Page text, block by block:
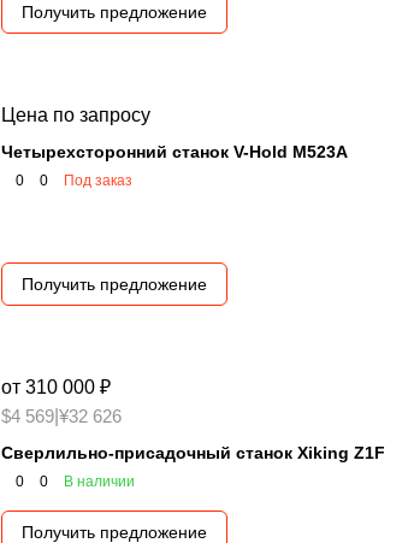
Получить предложение
Цена по запросу
Четырехсторонний станок V-Hold M523А
0 0 Под заказ
Получить предложение
от 310 000 ₽
$4 569 ¥32 626
Сверлильно-присадочный станок Xiking Z1F
0 0 В наличии
Получить предложение